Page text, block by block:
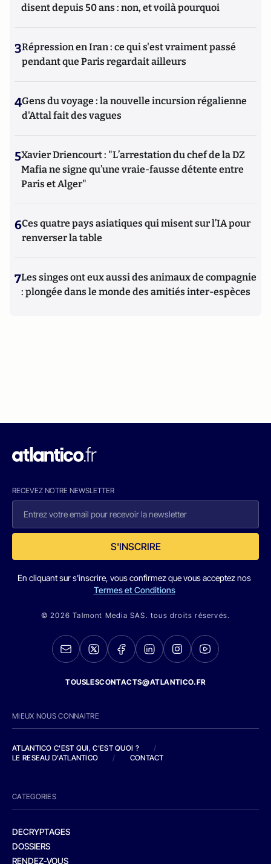
disent depuis 50 ans : non, et voilà pourquoi
3Répression en Iran : ce qui s'est vraiment passé
pendant que Paris regardait ailleurs
4Gens du voyage : la nouvelle incursion régalienne
d'Attal fait des vagues
5Xavier Driencourt : "L’arrestation du chef de la DZ
Mafia ne signe qu’une vraie-fausse détente entre
Paris et Alger"
6Ces quatre pays asiatiques qui misent sur l’IA pour
renverser la table
7Les singes ont eux aussi des animaux de compagnie
: plongée dans le monde des amitiés inter-espèces
RECEVEZ NOTRE NEWSLETTER
S'INSCRIRE
En cliquant sur s'inscrire, vous confirmez que vous acceptez nos
Termes et Conditions
© 2026 Talmont Media SAS. tous droits réservés.
TOUSLESCONTACTS@ATLANTICO.FR
MIEUX NOUS CONNAITRE
ATLANTICO C'EST QUI, C'EST QUOI ?
/
LE RESEAU D'ATLANTICO
/ CONTACT
CATEGORIES
DECRYPTAGES
DOSSIERS
RENDEZ-VOUS